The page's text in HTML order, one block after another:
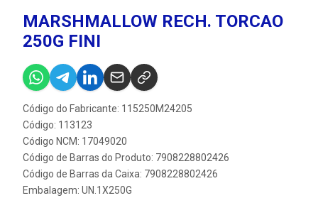
MARSHMALLOW RECH. TORCAO
250G FINI
Código do Fabricante: 115250M24205
Código: 113123
Código NCM: 17049020
Código de Barras do Produto: 7908228802426
Código de Barras da Caixa: 7908228802426
Embalagem: UN.1X250G